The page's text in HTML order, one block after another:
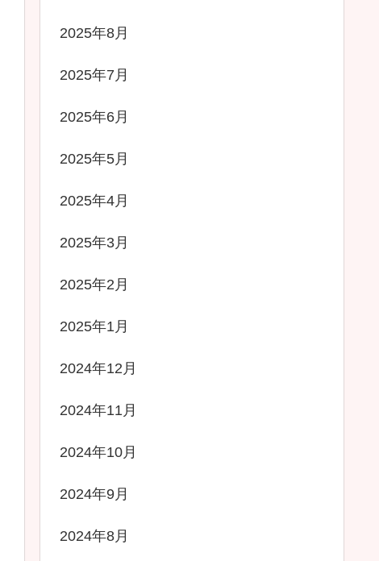
2025年8月
2025年7月
2025年6月
2025年5月
2025年4月
2025年3月
2025年2月
2025年1月
2024年12月
2024年11月
2024年10月
2024年9月
2024年8月